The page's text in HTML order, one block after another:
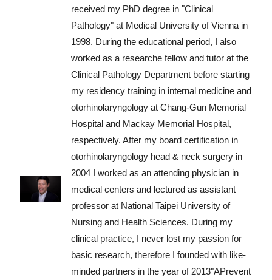
received my PhD degree in "Clinical
Pathology" at Medical University of Vienna in
1998. During the educational period, I also
worked as a researche fellow and tutor at the
Clinical Pathology Department before starting
my residency training in internal medicine and
otorhinolaryngology at Chang-Gun Memorial
Hospital and Mackay Memorial Hospital,
respectively. After my board certification in
otorhinolaryngology head & neck surgery in
2004 I worked as an attending physician in
medical centers and lectured as assistant
professor at National Taipei University of
Nursing and Health Sciences. During my
clinical practice, I never lost my passion for
basic research, therefore I founded with like-
minded partners in the year of 2013"APrevent